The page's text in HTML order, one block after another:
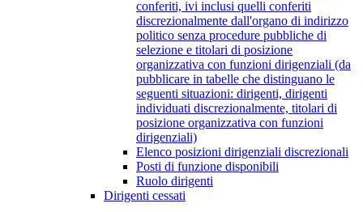
conferiti, ivi inclusi quelli conferiti
discrezionalmente dall'organo di indirizzo
politico senza procedure pubbliche di
selezione e titolari di posizione
organizzativa con funzioni dirigenziali (da
pubblicare in tabelle che distinguano le
seguenti situazioni: dirigenti, dirigenti
individuati discrezionalmente, titolari di
posizione organizzativa con funzioni
dirigenziali)
Elenco posizioni dirigenziali discrezionali
Posti di funzione disponibili
Ruolo dirigenti
Dirigenti cessati